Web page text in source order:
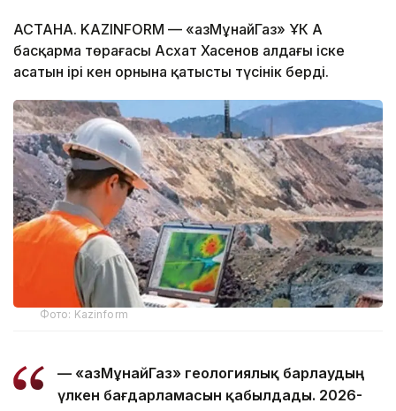
АСТАНА. KAZINFORM — «ҚазМұнайГаз» ҰК АҚ
басқарма төрағасы Асхат Хасенов алдағы іске
асатын ірі кен орнына қатысты түсінік берді.
Фото: Kazinform
— «ҚазМұнайГаз» геологиялық барлаудың
үлкен бағдарламасын қабылдады. 2026-